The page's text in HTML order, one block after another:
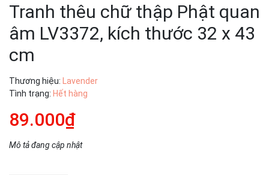
Tranh thêu chữ thập Phật quan
âm LV3372, kích thước 32 x 43
cm
Thương hiệu:
Lavender
Tình trạng: Hết hàng
89.000₫
Mô tả đang cập nhật